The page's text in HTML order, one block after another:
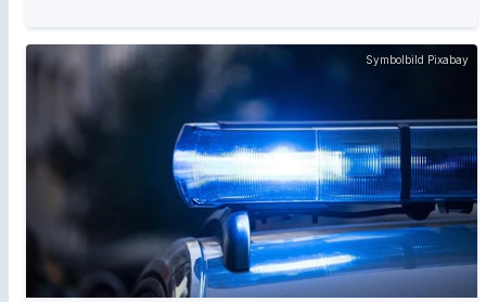
Symbolbild Pixabay